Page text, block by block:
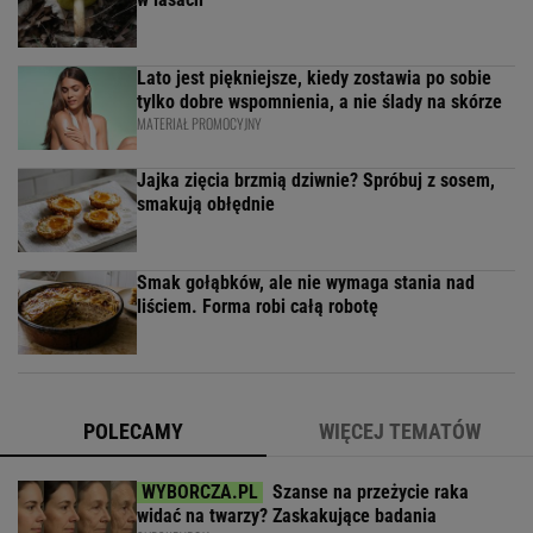
Lato jest piękniejsze, kiedy zostawia po sobie
tylko dobre wspomnienia, a nie ślady na skórze
MATERIAŁ PROMOCYJNY
Jajka zięcia brzmią dziwnie? Spróbuj z sosem,
smakują obłędnie
Smak gołąbków, ale nie wymaga stania nad
liściem. Forma robi całą robotę
POLECAMY WIĘCEJ TEMATÓW
Szanse na przeżycie raka
widać na twarzy? Zaskakujące badania